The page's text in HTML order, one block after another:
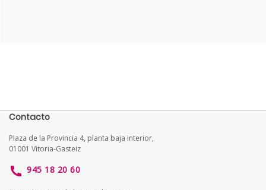
Contacto
Plaza de la Provincia 4, planta baja interior,
01001 Vitoria-Gasteiz
945 18 20 60